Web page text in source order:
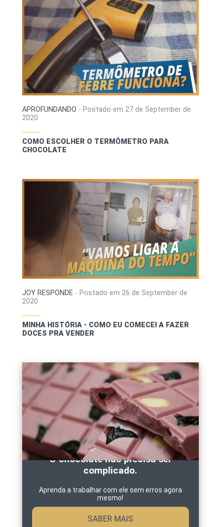
APROFUNDANDO - Postado em 27 de September de
2020
COMO ESCOLHER O TERMÔMETRO PARA
CHOCOLATE
JOY RESPONDE- Postado em 26 de September de
2020
MINHA HISTÓRIA - COMO EU COMECEI A FAZER
DOCES PRA VENDER
O chocolate não precisa ser
complicado.
Aprenda a trabalhar com ele sem erros agora
mesmo!
SABER MAIS